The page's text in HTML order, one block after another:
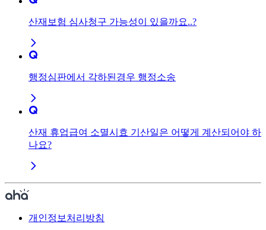
산재보험 심사청구 가능성이 있을까요..?
행정심판에서 각하된경우 행정소송
산재 휴업급여 소멸시효 기산일은 어떻게 계산되어야 하
나요?
개인정보처리방침